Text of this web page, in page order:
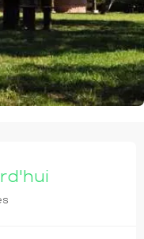
acceptés